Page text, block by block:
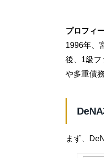
プロフィ
1996年、
後、1級フ
や多重債
まず、